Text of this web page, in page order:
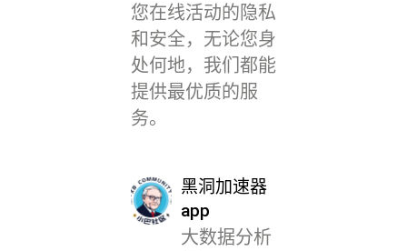
您在线活动的隐私
和安全，无论您身
处何地，我们都能
提供最优质的服
务。
黑洞加速器
app
大数据分析